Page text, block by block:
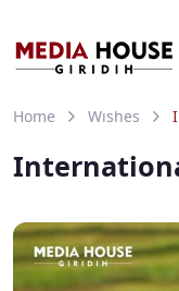
Home Wishes